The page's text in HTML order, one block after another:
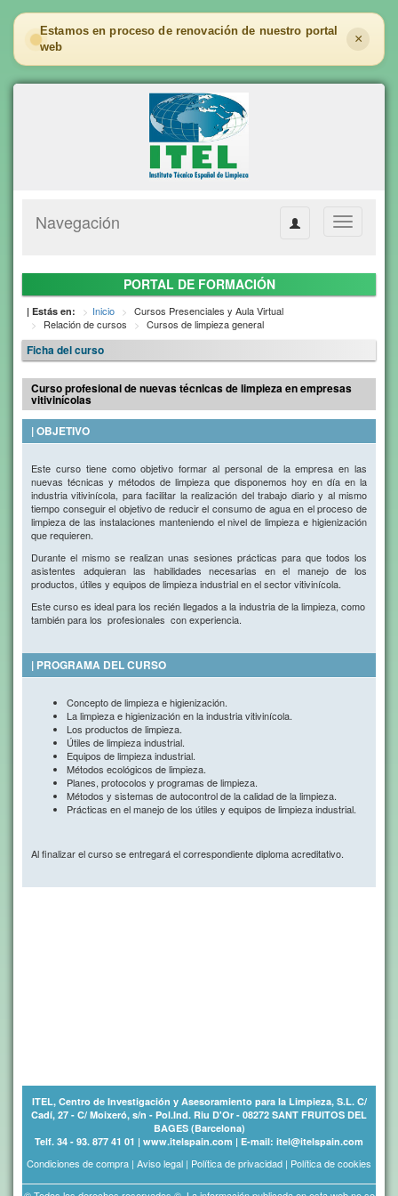
Estamos en proceso de renovación de nuestro portal
web
×
Toggle
Navegación
PORTAL DE FORMACIÓN
| Estás en: Inicio
Cursos Presenciales y Aula Virtual
Relación de cursos
Cursos de limpieza general
Ficha del curso
Curso profesional de nuevas técnicas de limpieza en empresas
vitivinícolas
| OBJETIVO
Este curso tiene como objetivo formar al personal de la empresa en las
nuevas técnicas y métodos de limpieza que disponemos hoy en día en la
industria vitivinícola, para facilitar la realización del trabajo diario y al mismo
tiempo conseguir el objetivo de reducir el consumo de agua en el proceso de
limpieza de las instalaciones manteniendo el nivel de limpieza e higienización
que requieren.
Durante el mismo se realizan unas sesiones prácticas para que todos los
asistentes adquieran las habilidades necesarias en el manejo de los
productos, útiles y equipos de limpieza industrial en el sector vitivinícola.
Este curso es ideal para los recién llegados a la industria de la limpieza, como
también para los profesionales con experiencia.
| PROGRAMA DEL CURSO
Concepto de limpieza e higienización.
La limpieza e higienización en la industria vitivinícola.
Los productos de limpieza.
Útiles de limpieza industrial.
Equipos de limpieza industrial.
Métodos ecológicos de limpieza.
Planes, protocolos y programas de limpieza.
Métodos y sistemas de autocontrol de la calidad de la limpieza.
Prácticas en el manejo de los útiles y equipos de limpieza industrial.
Al finalizar el curso se entregará el correspondiente diploma acreditativo.
ITEL, Centro de Investigación y Asesoramiento para la Limpieza, S.L. C/
Cadí, 27 - C/ Moixeró, s/n - Pol.Ind. Riu D'Or - 08272 SANT FRUITOS DEL
BAGES (Barcelona)
Telf. 34 - 93. 877 41 01 | www.itelspain.com | E-mail: itel@itelspain.com
Condiciones de compra | Aviso legal | Política de privacidad | Política de cookies